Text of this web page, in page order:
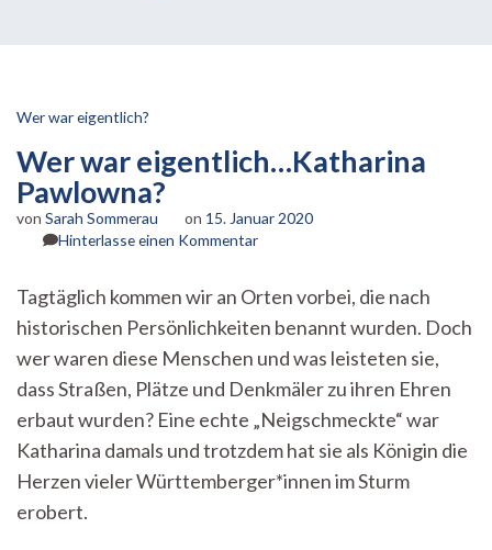
Wer war eigentlich?
Wer war eigentlich…Katharina
Pawlowna?
von Sarah Sommerau on 15. Januar 2020
Hinterlasse einen Kommentarzu
eigentlich…
Katharina
Pawlowna?
Tagtäglich kommen wir an Orten vorbei, die nach
historischen Persönlichkeiten benannt wurden. Doch
wer waren diese Menschen und was leisteten sie,
dass Straßen, Plätze und Denkmäler zu ihren Ehren
erbaut wurden? Eine echte „Neigschmeckte“ war
Katharina damals und trotzdem hat sie als Königin die
Herzen vieler Württemberger*innen im Sturm
erobert.